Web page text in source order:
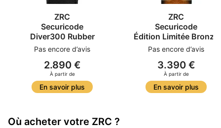
ZRC
Securicode
Diver300 Rubber
Pas encore d’avis
2.890 €
À partir de
En savoir plus
ZRC
Securicode
Édition Limitée Bronze
Pas encore d’avis
3.390 €
À partir de
En savoir plus
Où acheter votre ZRC ?